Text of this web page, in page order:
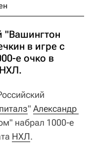
"Вашингтон
в игре с
е очко в
" Александр
набрал 1000-е
НХЛ.